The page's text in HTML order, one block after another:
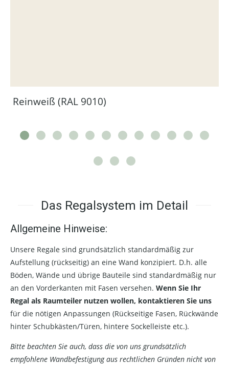
Reinweiß (RAL 9010)
Das Regalsystem im Detail
Allgemeine Hinweise:
Unsere Regale sind grundsätzlich standardmäßig zur
Aufstellung (rückseitig) an eine Wand konzipiert. D.h. alle
Böden, Wände und übrige Bauteile sind standardmäßig nur
an den Vorderkanten mit Fasen versehen. Wenn Sie Ihr
Regal als Raumteiler nutzen wollen, kontaktieren Sie uns
für die nötigen Anpassungen (Rückseitige Fasen, Rückwände
hinter Schubkästen/Türen, hintere Sockelleiste etc.).
Bitte beachten Sie auch, dass die von uns grundsätzlich
empfohlene Wandbefestigung aus rechtlichen Gründen nicht von